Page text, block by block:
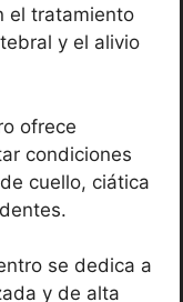
el tratamiento
y el alivio
ofrece
condiciones
cuello, ciática
se dedica a
y de alta